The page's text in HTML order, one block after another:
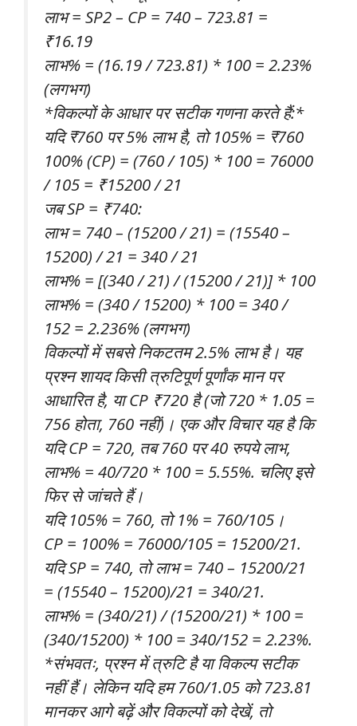
लाभ = SP2 – CP = 740 – 723.81 =
₹16.19
लाभ% = (16.19 / 723.81) * 100 = 2.23%
(लगभग)
*विकल्पों के आधार पर सटीक गणना करते हैं:*
यदि ₹760 पर 5% लाभ है, तो 105% = ₹760
100% (CP) = (760 / 105) * 100 = 76000
/ 105 = ₹15200 / 21
जब SP = ₹740:
लाभ = 740 – (15200 / 21) = (15540 –
15200) / 21 = 340 / 21
लाभ% = [(340 / 21) / (15200 / 21)] * 100
लाभ% = (340 / 15200) * 100 = 340 /
152 = 2.236% (लगभग)
विकल्पों में सबसे निकटतम 2.5% लाभ है। यह
प्रश्न शायद किसी त्रुटिपूर्ण पूर्णांक मान पर
आधारित है, या CP ₹720 है (जो 720 * 1.05 =
756 होता, 760 नहीं)। एक और विचार यह है कि
यदि CP = 720, तब 760 पर 40 रुपये लाभ,
लाभ% = 40/720 * 100 = 5.55%. चलिए इसे
फिर से जांचते हैं।
यदि 105% = 760, तो 1% = 760/105।
CP = 100% = 76000/105 = 15200/21.
यदि SP = 740, तो लाभ = 740 – 15200/21
= (15540 – 15200)/21 = 340/21.
लाभ% = (340/21) / (15200/21) * 100 =
(340/15200) * 100 = 340/152 = 2.23%.
*संभवतः, प्रश्न में त्रुटि है या विकल्प सटीक
नहीं हैं। लेकिन यदि हम 760/1.05 को 723.81
मानकर आगे बढ़ें और विकल्पों को देखें, तो